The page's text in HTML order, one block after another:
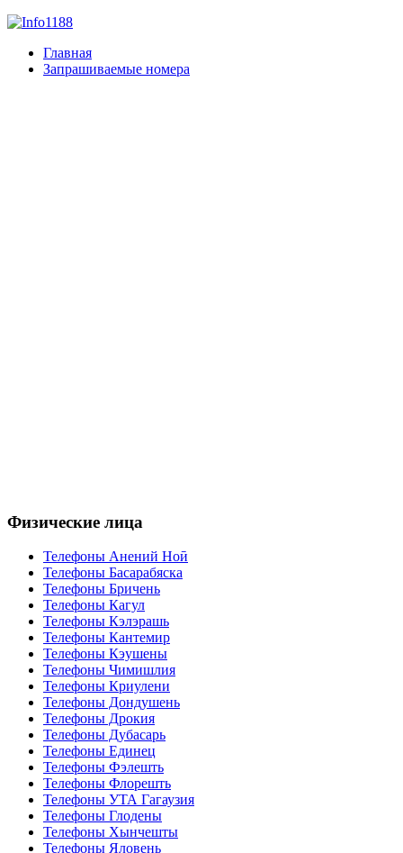
Главная
Запрашиваемые номера
Физические лица
Телефоны Анений Ноӣ
Телефоны Басарабяска
Телефоны Бричень
Телефоны Кагул
Телефоны Кэлэрашь
Телефоны Кантемир
Телефоны Кэушены
Телефоны Чимишлия
Телефоны Криулени
Телефоны Дондушень
Телефоны Дрокия
Телефоны Дубасарь
Телефоны Единец
Телефоны Фэлешть
Телефоны Флорешть
Телефоны УТА Гагаузия
Телефоны Глодены
Телефоны Хынчешты
Телефоны Яловень